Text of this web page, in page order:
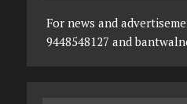
For news and
9448548127 and